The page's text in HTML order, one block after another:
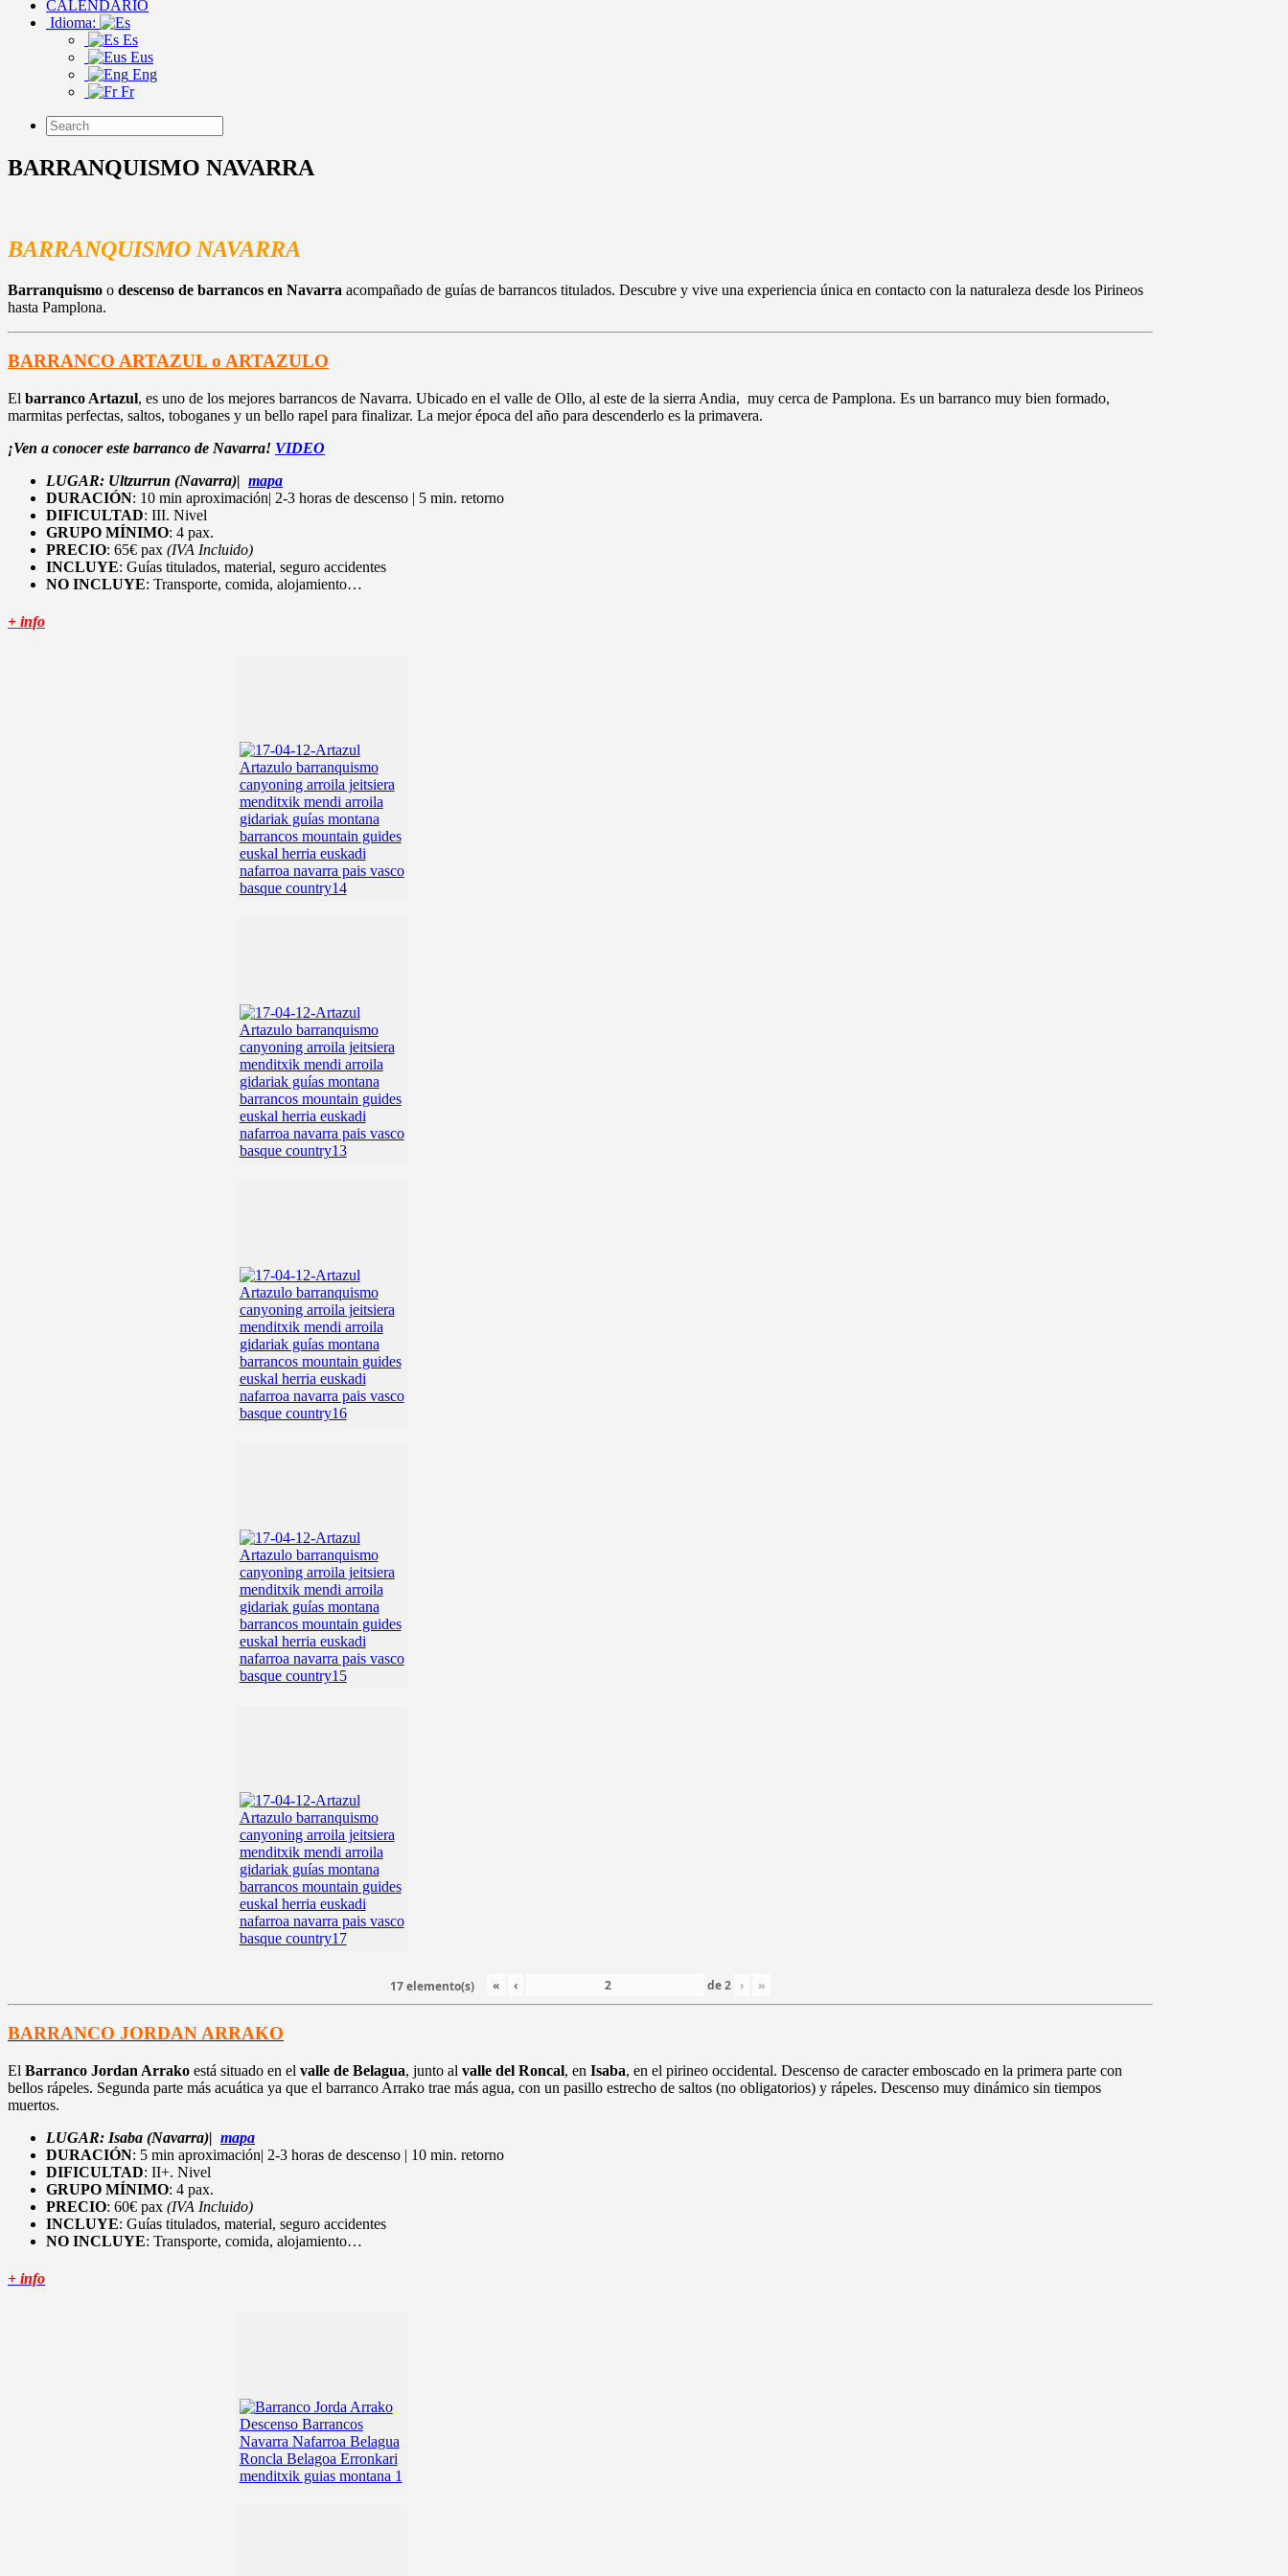
CALENDARIO
Idioma:
Es
Eus
Eng
Fr
BARRANQUISMO NAVARRA
BARRANQUISMO NAVARRA
Barranquismo o descenso de barrancos en Navarra acompañado de guías de barrancos titulados. Descubre y vive una experiencia única en contacto con la naturaleza desde los Pirineos
hasta Pamplona.
BARRANCO ARTAZUL o ARTAZULO
El barranco Artazul, es uno de los mejores barrancos de Navarra. Ubicado en el valle de Ollo, al este de la sierra Andia, muy cerca de Pamplona. Es un barranco muy bien formado,
marmitas perfectas, saltos, toboganes y un bello rapel para finalizar. La mejor época del año para descenderlo es la primavera.
¡Ven a conocer este barranco de Navarra! VIDEO
LUGAR: Ultzurrun (Navarra)| mapa
DURACIÓN: 10 min aproximación| 2-3 horas de descenso | 5 min. retorno
DIFICULTAD: III. Nivel
GRUPO MÍNIMO: 4 pax.
PRECIO: 65€ pax (IVA Incluido)
INCLUYE: Guías titulados, material, seguro accidentes
NO INCLUYE: Transporte, comida, alojamiento…
+ info
17 elemento(s) « ‹ de2 › »
BARRANCO JORDAN ARRAKO
El Barranco Jordan Arrako está situado en el valle de Belagua, junto al valle del Roncal, en Isaba, en el pirineo occidental. Descenso de caracter emboscado en la primera parte con
bellos rápeles. Segunda parte más acuática ya que el barranco Arrako trae más agua, con un pasillo estrecho de saltos (no obligatorios) y rápeles. Descenso muy dinámico sin tiempos
muertos.
LUGAR: Isaba (Navarra)| mapa
DURACIÓN: 5 min aproximación| 2-3 horas de descenso | 10 min. retorno
DIFICULTAD: II+. Nivel
GRUPO MÍNIMO: 4 pax.
PRECIO: 60€ pax (IVA Incluido)
INCLUYE: Guías titulados, material, seguro accidentes
NO INCLUYE: Transporte, comida, alojamiento…
+ info